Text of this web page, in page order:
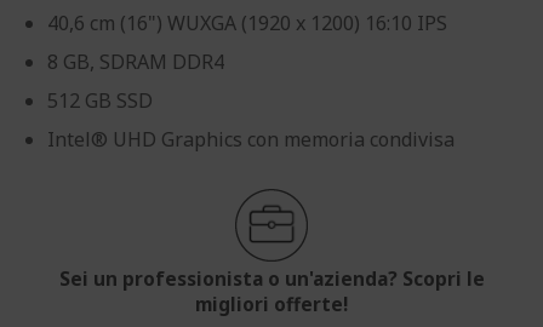
40,6 cm (16") WUXGA (1920 x 1200) 16:10 IPS
8 GB, SDRAM DDR4
512 GB SSD
Intel® UHD Graphics con memoria condivisa
Sei un professionista o un'azienda? Scopri le
migliori offerte!